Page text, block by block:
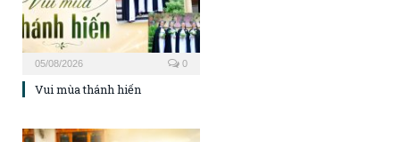
05/08/2026 0
Vui mùa thánh hiến